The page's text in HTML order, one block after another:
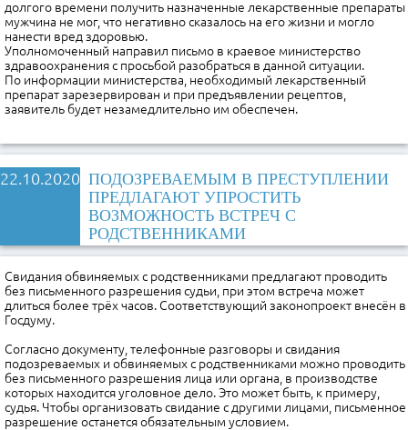
долгого времени получить назначенные лекарственные препараты
мужчина не мог, что негативно сказалось на его жизни и могло
нанести вред здоровью.
Уполномоченный направил письмо в краевое министерство
здравоохранения с просьбой разобраться в данной ситуации.
По информации министерства, необходимый лекарственный
препарат зарезервирован и при предъявлении рецептов,
заявитель будет незамедлительно им обеспечен.
22.10.2020 ПОДОЗРЕВАЕМЫМ В ПРЕСТУПЛЕНИИ
ПРЕДЛАГАЮТ УПРОСТИТЬ
ВОЗМОЖНОСТЬ ВСТРЕЧ С
РОДСТВЕННИКАМИ
Свидания обвиняемых с родственниками предлагают проводить
без письменного разрешения судьи, при этом встреча может
длиться более трёх часов. Соответствующий законопроект внесён в
Госдуму.
Согласно документу, телефонные разговоры и свидания
подозреваемых и обвиняемых с родственниками можно проводить
без письменного разрешения лица или органа, в производстве
которых находится уголовное дело. Это может быть, к примеру,
судья. Чтобы организовать свидание с другими лицами, письменное
разрешение останется обязательным условием.